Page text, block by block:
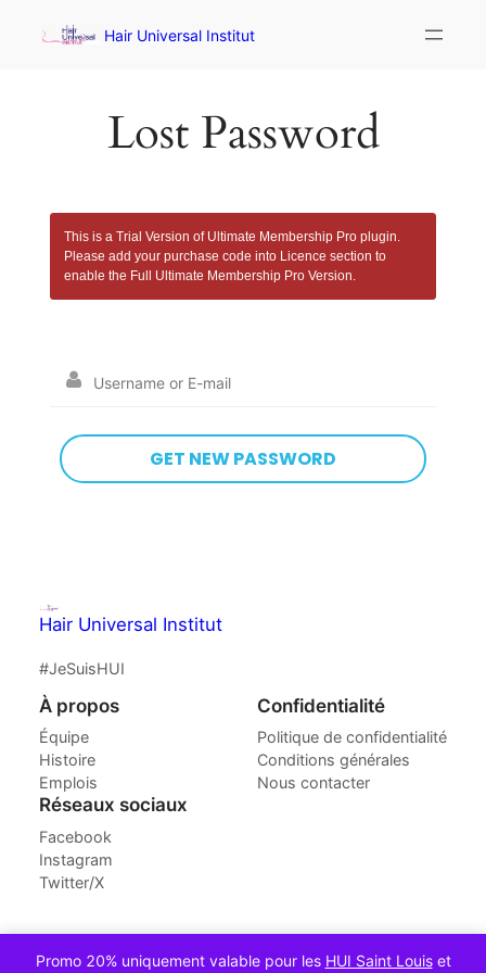
Promo 20% uniquement valable pour les HUI Saint Louiset
Hair Universal Institut
Lost Password
This is a Trial Version of Ultimate Membership Proplugin.
Please add your purchase code into Licence section to
enable the Full Ultimate Membership ProVersion.
Hair Universal Institut
#JeSuisHUI
À propos
Équipe
Histoire
Emplois
Confidentialité
Politique de confidentialité
Conditions générales
Nous contacter
Réseaux sociaux
Facebook
Instagram
Twitter/X